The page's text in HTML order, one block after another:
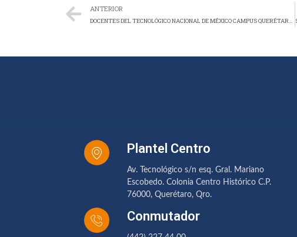
ANTERIOR
DOCENTES DEL TECNOLÓGICO NACIONAL DE MÉXICO CAMPUS QUERÉTARO OBTIENEN ESTUDIOS DE POSGRADO DE DOCTORADO
Plantel Centro
Av. Tecnológico s/n esq. Gral. Mariano
Escobedo. Colonia Centro Histórico C.P.
76000, Querétaro, Qro.
Conmutador